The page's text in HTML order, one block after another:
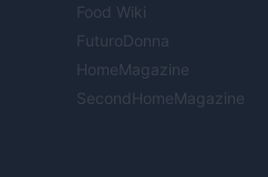
Food Wiki
FuturoDonna
HomeMagazine
SecondHomeMagazine